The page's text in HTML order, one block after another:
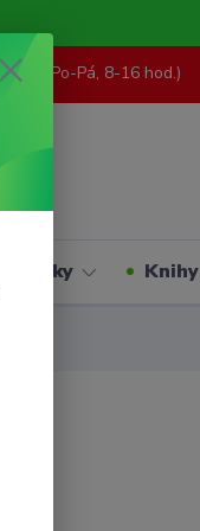
(Po-Pá, 8-16 hod.)
Hračky Knihy